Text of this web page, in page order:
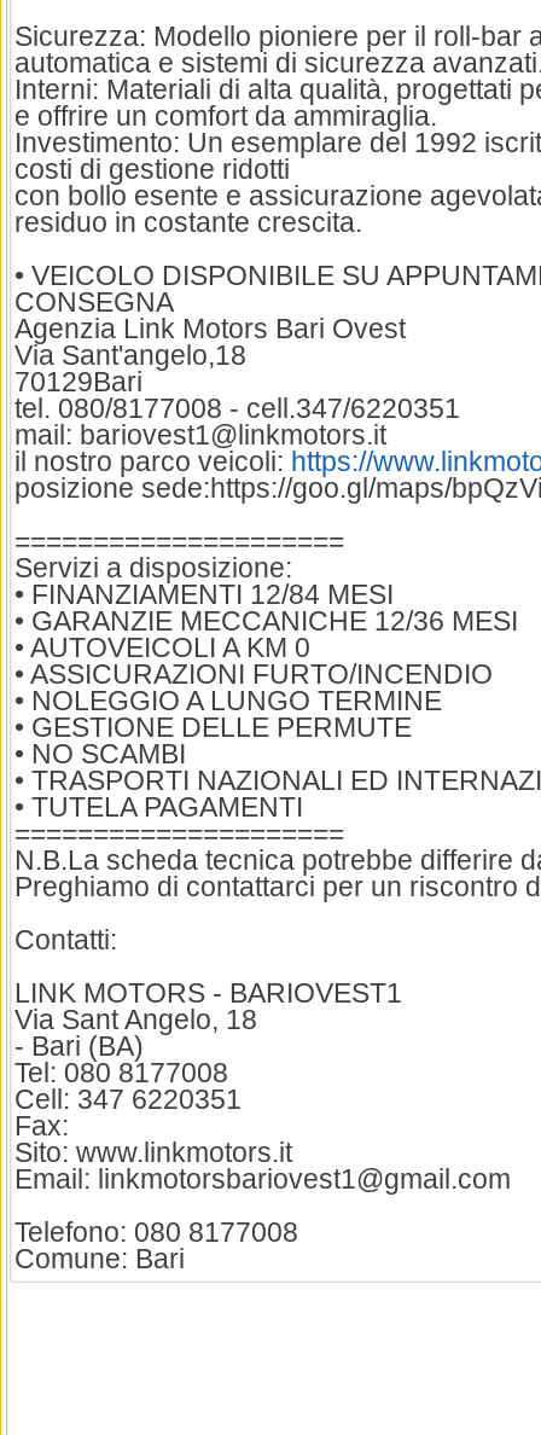
Sicurezza: Modello pioniere per il roll-bar
automatica e sistemi di sicurezza
Interni: Materiali di alta qualità, progettati
e offrire un comfort da ammiraglia.
Investimento: Un esemplare del 1992
costi di gestione ridotti
con bollo esente e assicurazione
residuo in costante crescita.
• VEICOLO DISPONIBILE SU
CONSEGNA
Agenzia Link Motors Bari Ovest
Via Sant'angelo,18
70129Bari
tel. 080/8177008 - cell.347/6220351
mail: bariovest1@linkmotors.it
il nostro parco veicoli: https://
posizione sede:https://goo.gl/maps/
=====================
Servizi a disposizione:
• FINANZIAMENTI 12/84 MESI
• GARANZIE MECCANICHE 12/36 MESI
• AUTOVEICOLI A KM 0
• ASSICURAZIONI FURTO/INCENDIO
• NOLEGGIO A LUNGO TERMINE
• GESTIONE DELLE PERMUTE
• NO SCAMBI
• TRASPORTI NAZIONALI ED
• TUTELA PAGAMENTI
=====================
N.B.La scheda tecnica potrebbe differire
Preghiamo di contattarci per un riscontro
Contatti:
LINK MOTORS - BARIOVEST1
Via Sant Angelo, 18
- Bari (BA)
Tel: 080 8177008
Cell: 347 6220351
Fax:
Sito: www.linkmotors.it
Email: linkmotorsbariovest1@gmail.com
Telefono: 080 8177008
Comune: Bari